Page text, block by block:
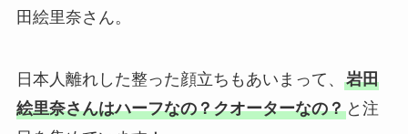
田絵里奈さん。
日本人離れした整った顔立ちもあいまって、 岩田
絵里奈さんはハーフなの？クオーターなの？と注